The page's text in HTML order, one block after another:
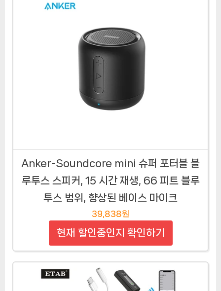
Anker-Soundcore mini 슈퍼 포터블 블
루투스 스피커, 15 시간 재생, 66 피트 블루
투스 범위, 향상된 베이스 마이크
39,838원
현재 할인중인지 확인하기